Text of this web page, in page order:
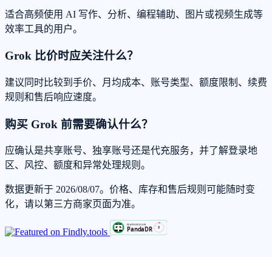
适合高频使用 AI 写作、分析、编程辅助、图片或视频生成等
效率工具的用户。
Grok 比价时应关注什么？
建议同时比较到手价、月均成本、账号类型、额度限制、续费
规则和售后响应速度。
购买 Grok 前需要确认什么？
应确认是共享账号、独享账号还是代充服务，并了解登录地
区、风控、额度和异常处理规则。
数据更新于 2026/08/07。价格、库存和售后规则可能随时变
化，请以第三方商家页面为准。